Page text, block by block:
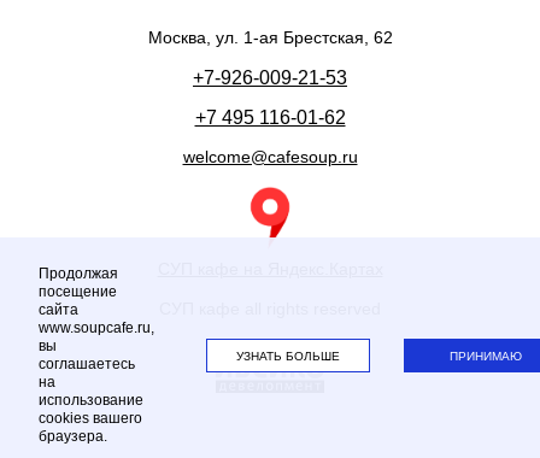
+7-926-009-21-53
+7 495 116-01-62
welcome@cafesoup.ru
Москва, ул. 1-ая Брестская, 62
Продолжая
посещение
сайта
www.soupcafe.ru,
вы
соглашаетесь
на
использование
cookies вашего
браузера.
УЗНАТЬ БОЛЬШЕ ПРИНИМАЮ